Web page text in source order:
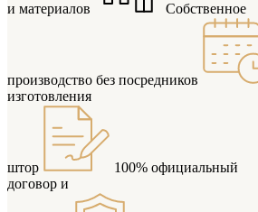
и материалов Собственное
производство без посредников
изготовления
штор 100% официальный
договор и